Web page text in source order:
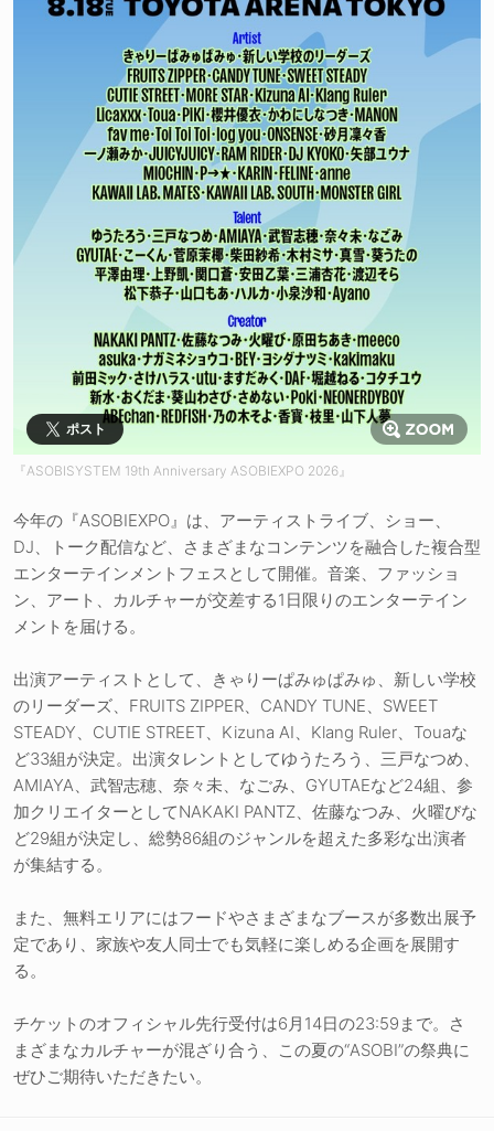
ポスト
『ASOBISYSTEM 19th Anniversary ASOBIEXPO 2026』
今年の『ASOBIEXPO』は、アーティストライブ、ショー、
DJ、トーク配信など、さまざまなコンテンツを融合した複合型
エンターテインメントフェスとして開催。音楽、ファッショ
ン、アート、カルチャーが交差する1日限りのエンターテイン
メントを届ける。
出演アーティストとして、きゃりーぱみゅぱみゅ、新しい学校
のリーダーズ、FRUITS ZIPPER、CANDY TUNE、SWEET
STEADY、CUTIE STREET、Kizuna AI、Klang Ruler、Touaな
ど33組が決定。出演タレントとしてゆうたろう、三戸なつめ、
AMIAYA、武智志穂、奈々未、なごみ、GYUTAEなど24組、参
加クリエイターとしてNAKAKI PANTZ、佐藤なつみ、火曜びな
ど29組が決定し、総勢86組のジャンルを超えた多彩な出演者
が集結する。
また、無料エリアにはフードやさまざまなブースが多数出展予
定であり、家族や友人同士でも気軽に楽しめる企画を展開す
る。
チケットのオフィシャル先行受付は6月14日の23:59まで。さ
まざまなカルチャーが混ざり合う、この夏の“ASOBI”の祭典に
ぜひご期待いただきたい。